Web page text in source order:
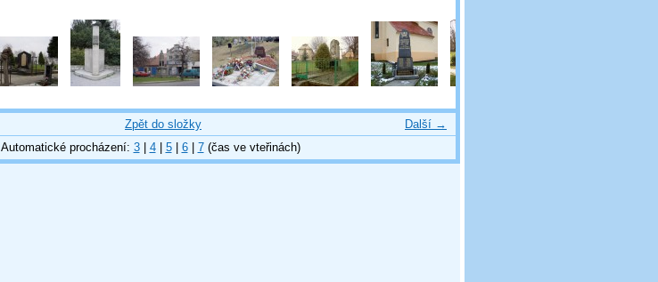
Další →
Zpět do složky
Automatické procházení: 3| 4| 5| 6| 7(čas ve vteřinách)